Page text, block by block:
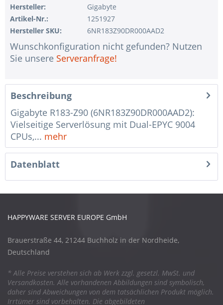
Hersteller:
Gigabyte
Artikel-Nr.:
1251927
Hersteller SKU:
6NR183Z90DR000AAD2
Wunschkonfiguration nicht gefunden? Nutzen
Sie unsere Serveranfrage!
Beschreibung
Gigabyte R183-Z90 (6NR183Z90DR000AAD2):
Vielseitige Serverlösung mit Dual-EPYC 9004
CPUs,... mehr
Datenblatt
HAPPYWARE SERVER EUROPE GmbH
Brauerstraße 44, 21244 Buchholz in der Nordheide,
Deutschland
* Alle Preise verstehen sich ab Werk zzgl. gesetzl. MwSt. und
Versandkosten. Alle vorhandenen Abbildungen sind symbolisch,
daher sind Abweichungen von dem tatsächlichen Produkt möglich.
Irrtümer sind vorbehalten. Die abgebildeten